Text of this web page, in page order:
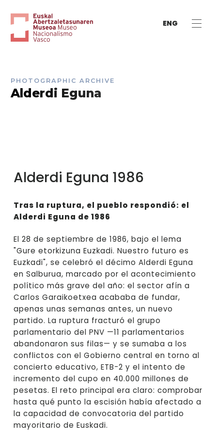
ENG
PHOTOGRAPHIC ARCHIVE
Alderdi Eguna
Alderdi Eguna 1986
Tras la ruptura, el pueblo respondió: el
Alderdi Eguna de 1986
El 28 de septiembre de 1986, bajo el lema
"Gure etorkizuna Euzkadi. Nuestro futuro es
Euzkadi", se celebró el décimo Alderdi Eguna
en Salburua, marcado por el acontecimiento
político más grave del año: el sector afín a
Carlos Garaikoetxea acababa de fundar,
apenas unas semanas antes, un nuevo
partido. La ruptura fracturó el grupo
parlamentario del PNV —11 parlamentarios
abandonaron sus filas— y se sumaba a los
conflictos con el Gobierno central en torno al
concierto educativo, ETB-2 y el intento de
incremento del cupo en 40.000 millones de
pesetas. El reto principal era claro: comprobar
hasta qué punto la escisión había afectado a
la capacidad de convocatoria del partido
mayoritario de Euskadi.